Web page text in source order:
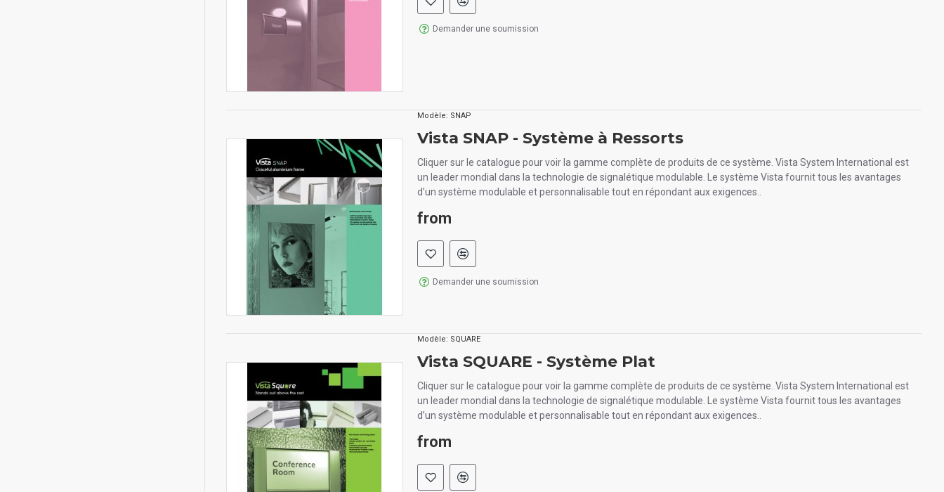
Demander une soumission
Modèle: SNAP
Vista SNAP - Système à Ressorts
Cliquer sur le catalogue pour voir la gamme complète de produits de ce système. Vista System International est
un leader mondial dans la technologie de signalétique modulable. Le système Vista fournit tous les avantages
d’un système modulable et personnalisable tout en répondant aux exigences..
from
Demander une soumission
Modèle: SQUARE
Vista SQUARE - Système Plat
Cliquer sur le catalogue pour voir la gamme complète de produits de ce système. Vista System International est
un leader mondial dans la technologie de signalétique modulable. Le système Vista fournit tous les avantages
d’un système modulable et personnalisable tout en répondant aux exigences..
from